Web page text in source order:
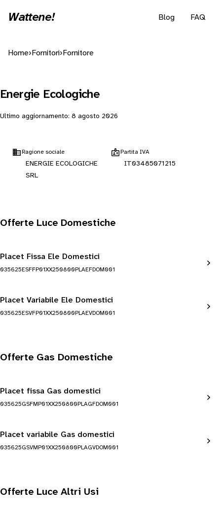
Wattene! Blog FAQ
Home› Fornitori› Fornitore
Energie Ecologiche
Ultimo aggiornamento: 8 agosto 2026
Ragione sociale
ENERGIE ECOLOGICHE
SRL
Partita IVA
IT03485071215
Offerte Luce Domestiche
Placet Fissa Ele Domestici
035625ESFFP01XX250800PLAEFDOM001
Placet Variabile Ele Domestici
035625ESVFP01XX250800PLAEVDOM001
Offerte Gas Domestiche
Placet fissa Gas domestici
035625GSFMP01XX250800PLAGFDOM001
Placet variabile Gas domestici
035625GSVMP01XX250800PLAGVDOM001
Offerte Luce Altri Usi